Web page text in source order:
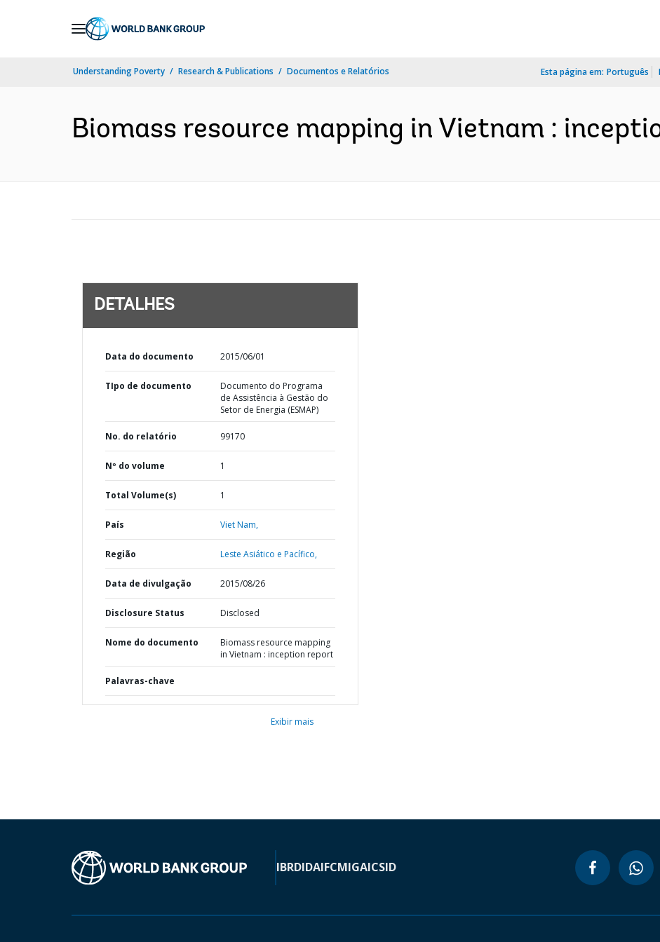
Understanding Poverty Research & Publications Documentos e Relatórios Esta página em: Português
Biomass resource mapping in Vietnam :
DETALHES
Data do documento 2015/06/01
TIpo de documento
Documento do Programa
de Assistência à Gestão do
Setor de Energia (ESMAP)
No. do relatório 99170
Nº do volume 1
Total Volume(s) 1
País Viet Nam,
Região Leste Asiático e Pacífico,
Data de divulgação 2015/08/26
Disclosure Status Disclosed
Nome do documento
Biomass resource mapping
in Vietnam : inception report
Palavras-chave
Exibir mais
IBRDIDAIFCMIGAICSID